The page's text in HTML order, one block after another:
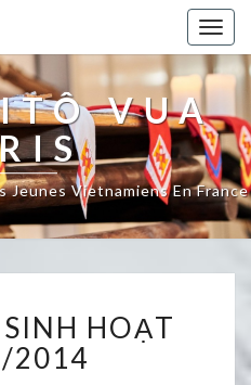
VUA
Jeunes Vietnamiens En France
DANH
SINH
HOẠT
HOẠT
2014